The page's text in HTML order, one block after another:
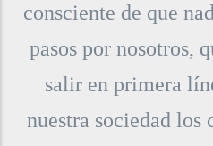
consciente de que
pasos por nosotros,
salir en primera
nuestra sociedad los